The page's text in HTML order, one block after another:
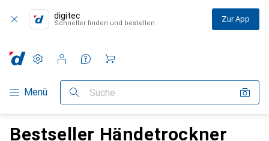
digitec
Schneller finden und bestellen Zur App
Navigation nach Kategorien
Menü Suche
Einstellungen
Kundenkonto
Vergleichslisten
Merklisten
Warenkorb
Bestseller Händetrockner